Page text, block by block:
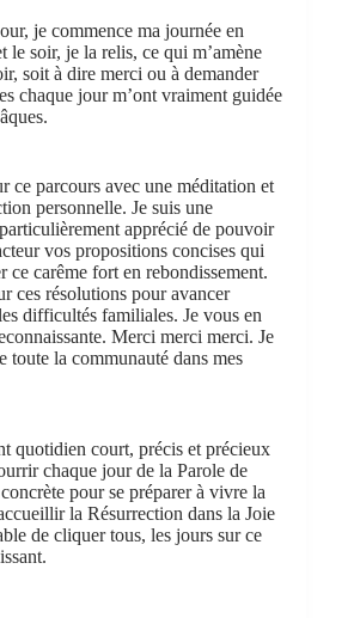
je commence ma journée en
le soir, je la relis, ce qui m’amène
soit à dire merci ou à demander
chaque jour m’ont vraiment guidée
ce parcours avec une méditation et
personnelle. Je suis une
apprécié de pouvoir
vos propositions concises qui
ce carême fort en rebondissement.
ces résolutions pour avancer
difficultés familiales. Je vous en
Merci merci merci. Je
toute la communauté dans mes
quotidien court, précis et précieux
chaque jour de la Parole de
pour se préparer à vivre la
la Résurrection dans la Joie
de cliquer tous, les jours sur ce